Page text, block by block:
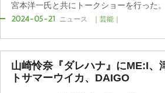
宮本洋一氏と共にトークショーを行った。
2024-05-21 ニュース ｜芸能｜
山崎怜奈『ダレハナ』にME:I、
トサマーウイカ、DAIGO